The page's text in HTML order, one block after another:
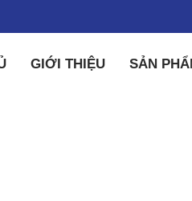
GIỚI THIỆU SẢN